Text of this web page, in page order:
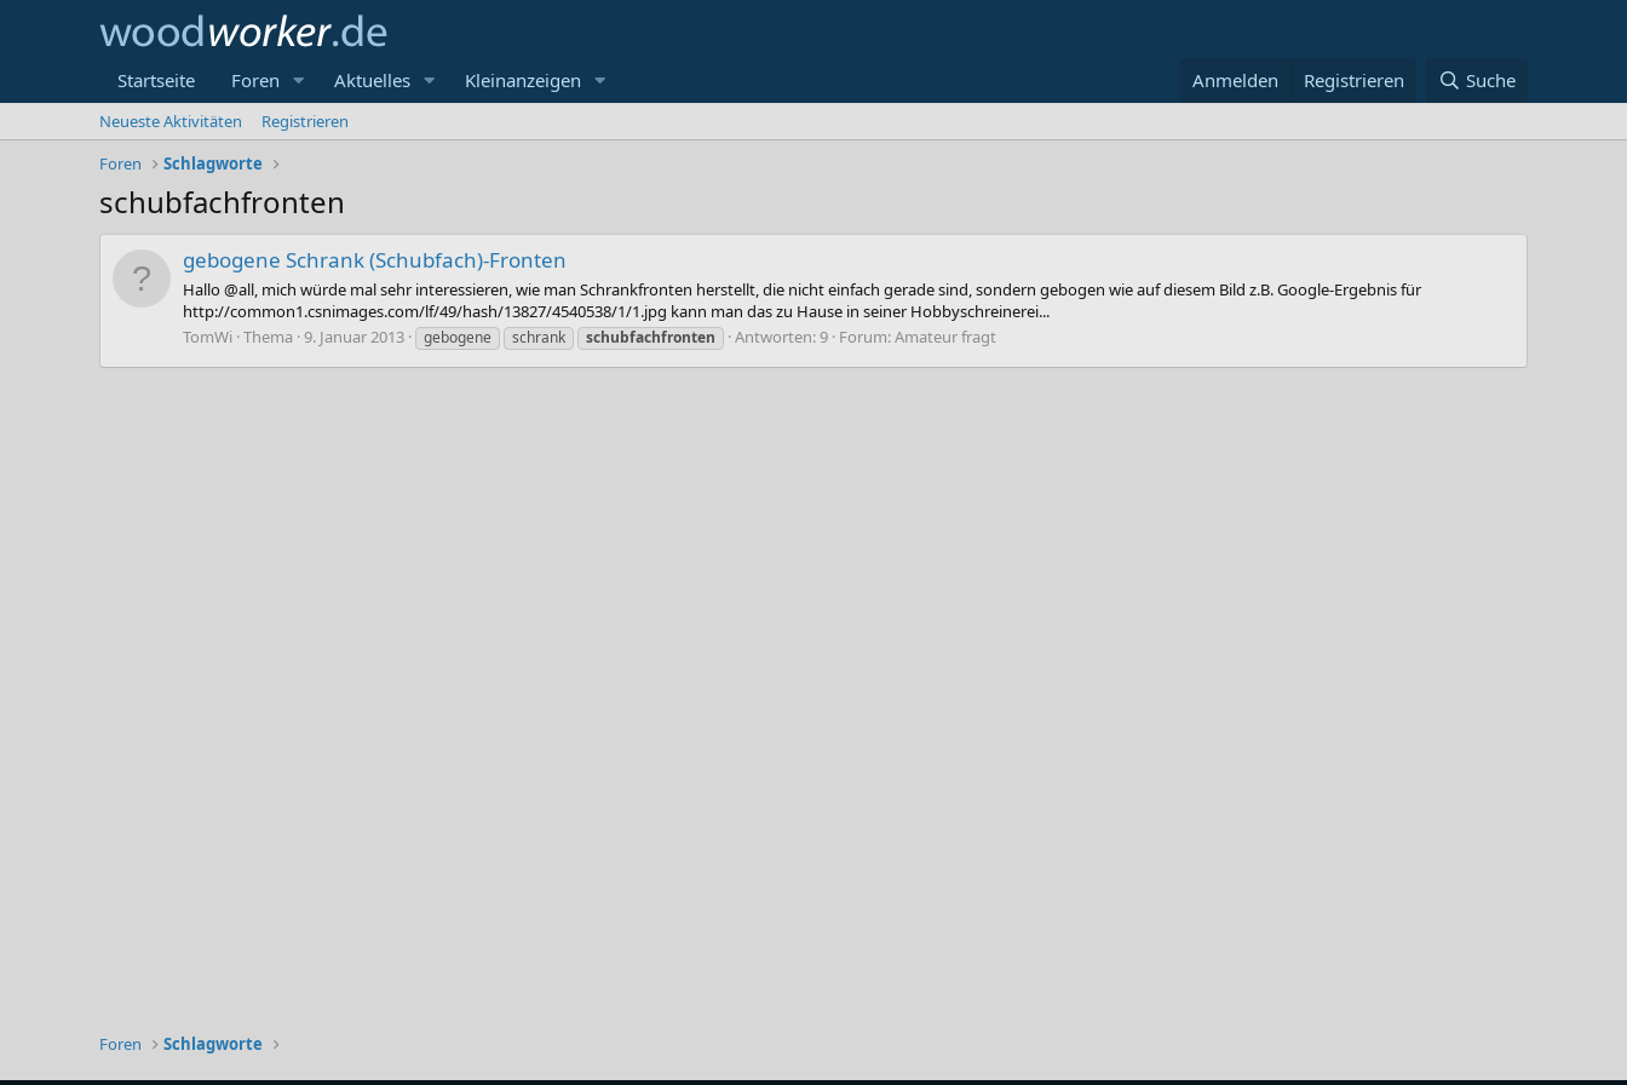
Startseite Foren Aktuelles Kleinanzeigen Anmelden Registrieren Suche
Neueste Aktivitäten
Registrieren
Foren
Schlagworte
schubfachfronten
gebogene Schrank (Schubfach)-Fronten
Hallo @all, mich würde mal sehr interessieren, wie man Schrankfronten herstellt, die nicht einfach gerade sind, sondern gebogen wie auf diesem Bild z.B. Google-Ergebnis für
http://common1.csnimages.com/lf/49/hash/13827/4540538/1/1.jpg kann man das zu Hause in seiner Hobbyschreinerei...
TomWi Thema 9. Januar 2013 gebogene schrank schubfachfronten Antworten: 9 Forum:Amateur fragt
Foren Schlagworte